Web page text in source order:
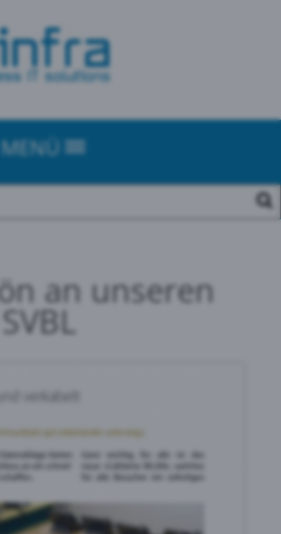
MENÜ
an unseren